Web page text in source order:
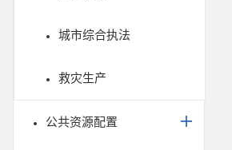
城市综合执法
救灾生产
公共资源配置